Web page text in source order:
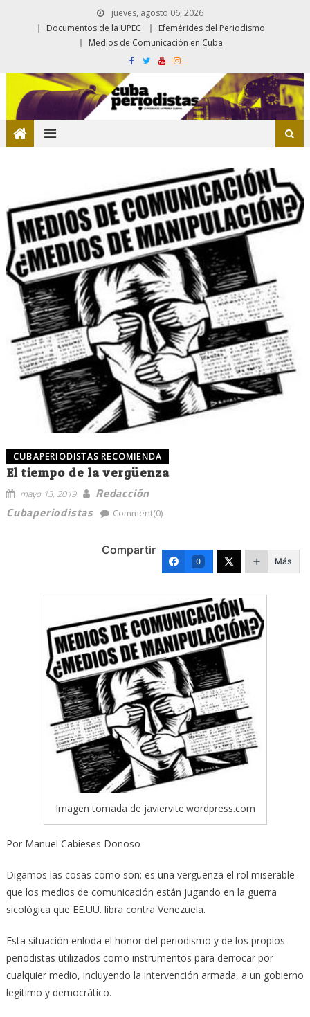
jueves, agosto 06, 2026
Documentos de la UPEC
Efemérides del Periodismo
Medios de Comunicación en Cuba
CUBAPERIODISTAS RECOMIENDA
El tiempo de la vergüenza
mayo 13, 2019
Redacción
Cubaperiodistas
Comment(0)
Compartir
0 Más
Imagen tomada de javiervite.wordpress.com
Por Manuel Cabieses Donoso
Digamos las cosas como son: es una vergüenza el rol miserable
que los medios de comunicación están jugando en la guerra
sicológica que EE.UU. libra contra Venezuela.
Esta situación enloda el honor del periodismo y de los propios
periodistas utilizados como instrumentos para derrocar por
cualquier medio, incluyendo la intervención armada, a un gobierno
legítimo y democrático.